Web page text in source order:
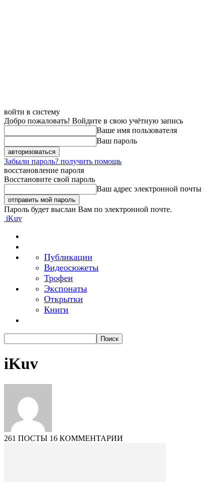
войти в систему
Добро пожаловать! Войдите в свою учётную запись
Ваше имя пользователя
Ваш пароль
Забыли пароль? получить помощь
восстановление пароля
Восстановите свой пароль
Ваш адрес электронной почты
Пароль будет выслан Вам по электронной почте.
iKuv
Публикации
Видеосюжеты
Трофеи
Экспонаты
Открытки
Книги
iKuv
261 ПОСТЫ 16 КОММЕНТАРИИ